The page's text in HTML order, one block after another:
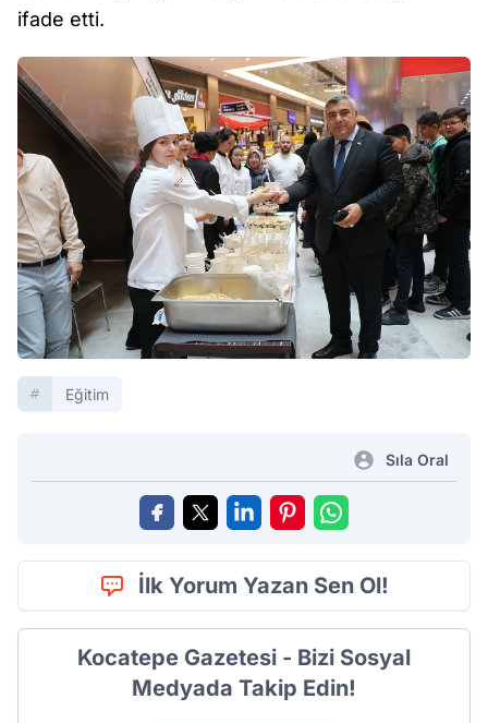
ifade etti.
Eğitim
Sıla Oral
İlk Yorum Yazan Sen Ol!
Kocatepe Gazetesi - Bizi Sosyal
Medyada Takip Edin!